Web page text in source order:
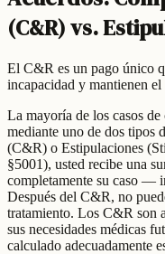
(C&R) vs.
El C&R es un pago único
incapacidad y mantienen
La mayoría de los casos
mediante uno de dos tipos
(C&R) o Estipulaciones
§5001), usted recibe una
completamente su caso —
Después del C&R, no
tratamiento. Los C&R son
sus necesidades médicas
calculado adecuadamente